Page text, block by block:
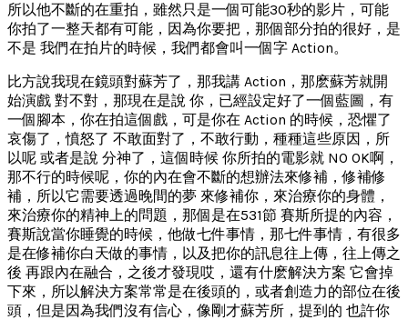
所以他不斷的在重拍，雖然只是一個可能30秒的影片，可能
你拍了一整天都有可能，因為你要把，那個部分拍的很好，是
不是 我們在拍片的時候，我們都會叫一個字 Action。
比方說我現在鏡頭對蘇芳了，那我講 Action，那麽蘇芳就開
始演戲 對不對，那現在是說 你，已經設定好了一個藍圖，有
一個腳本，你在拍這個戲，可是你在 Action 的時候，恐懼了
哀傷了，憤怒了 不敢面對了，不敢行動，種種這些原因，所
以呢 或者是說 分神了，這個時候 你所拍的電影就 NO OK啊，
那不行的時候呢，你的內在會不斷的想辦法來修補，修補修
補，所以它需要透過晚間的夢 來修補你，來治療你的身體，
來治療你的精神上的問題，那個是在531節 賽斯所提的內容，
賽斯說當你睡覺的時候，他做七件事情，那七件事情，有很多
是在修補你白天做的事情，以及把你的訊息往上傳，往上傳之
後 再跟內在融合，之後才發現哎，還有什麽解決方案 它會掉
下來，所以解決方案常常是在後頭的，或者創造力的部位在後
頭，但是因為我們沒有信心，像剛才蘇芳所，提到的 也許你